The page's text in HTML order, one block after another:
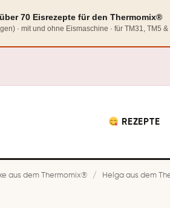
70 Eisrezepte für den Thermomix®
· mit und ohne Eismaschine · für TM31, TM5 &
REZEPTE
aus dem Thermomix® / Helga aus dem